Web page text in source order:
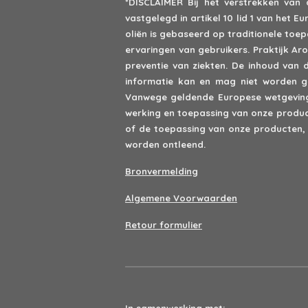
*DISCLAIMER Bij het verstrekken van
vastgelegd in artikel 10 lid 1 van het
oliën is gebaseerd op traditionele
ervaringen van gebruikers. Praktijk
preventie van ziekten. De inhoud
informatie kan en mag niet worden
Vanwege geldende Europese
werking en toepassing van onze
of de toepassing van onze
worden ontleend.
Bronvermelding
Algemene Voorwaarden
Retour formulier